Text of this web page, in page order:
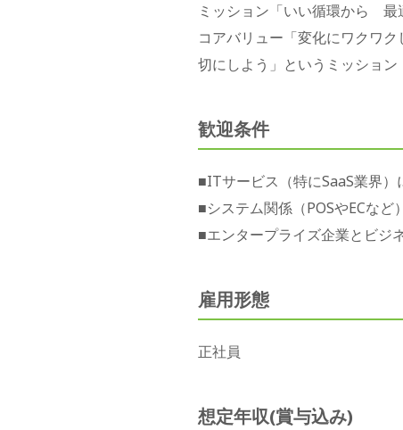
ミッション「いい循環から 最
コアバリュー「変化にワクワ
切にしよう」というミッショ
歓迎条件
■ITサービス（特にSaaS業界
■システム関係（POSやECな
■エンタープライズ企業とビジ
雇用形態
正社員
想定年収(賞与込み)